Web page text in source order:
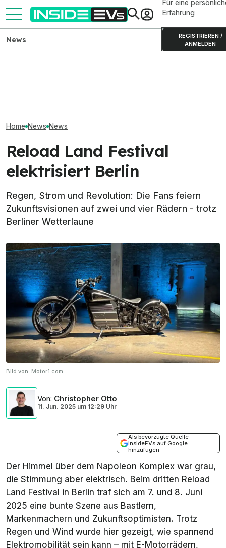
Für eine
Erfahrung
REGISTRIEREN /
ANMELDEN
News
Home News News
Reload Land Festival
elektrisiert Berlin
Regen, Strom und Revolution: Die Fans feiern
Zukunftsvisionen auf zwei und vier Rädern - trotz
Berliner Wetterlaune
Bild von: Motor1.com
Von: Christopher Otto
11. Jun. 2025 um 12:29 Uhr
Als bevorzugte Quelle
InsideEVs auf Google
hinzufügen
Der Himmel über dem Napoleon Komplex war grau,
die Stimmung aber elektrisch. Beim dritten Reload
Land Festival in Berlin traf sich am 7. und 8. Juni
2025 eine bunte Szene aus Bastlern,
Markenmachern und Zukunftsoptimisten. Trotz
Regen und Wind wurde hier gezeigt, wie spannend
Elektromobilität sein kann – mit E-Motorrädern,